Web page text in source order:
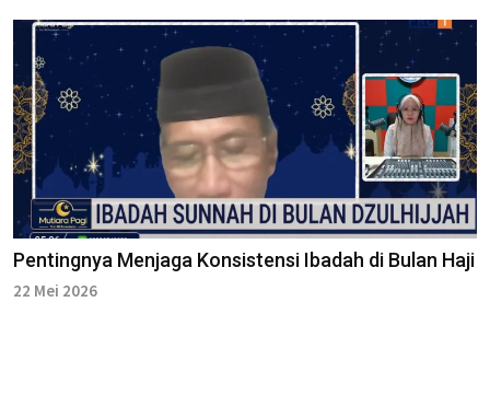
Pentingnya Menjaga Konsistensi Ibadah di Bulan Haji
22 Mei 2026